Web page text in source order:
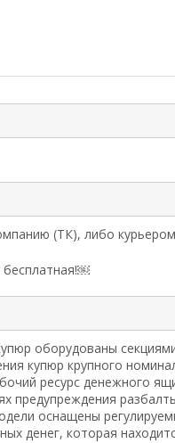
(ТК), либо
бесплатная!￼
оборудованы
купюр крупного
ресурс денежного
предупреждения
оснащены
денег, которая